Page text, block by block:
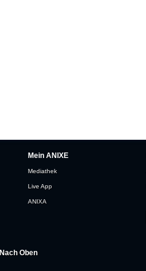
Mein ANIXE
Mediathek
Live App
ANIXA
Nach Oben